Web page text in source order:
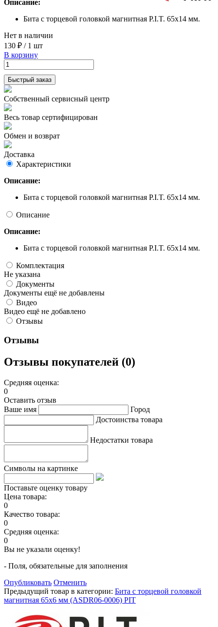
Описание:
Бита с торцевой головкой магнитная P.I.T. 65x14 мм.
Нет в наличии
130 ₽ / 1 шт
В корзину
Быстрый заказ
Собственный сервисный центр
Весь товар сертифицирован
Обмен и возврат
Доставка
Характеристики
Описание:
Бита с торцевой головкой магнитная P.I.T. 65x14 мм.
Описание
Описание:
Бита с торцевой головкой магнитная P.I.T. 65x14 мм.
Комплектация
Не указана
Документы
Документы ещё не добавлены
Видео
Видео ещё не добавлено
Отзывы
Отзывы
Отзывы покупателей (0)
Средняя оценка:
0
Оставить отзыв
Ваше имя
Город
Достоинства товара
Недостатки товара
Символы на картинке
Поставьте оценку товару
Цена товара:
0
Качество товара:
0
Средняя оценка:
0
Вы не указали оценку!
- Поля, обязательные для заполнения
Опубликовать Отменить
Предыдущий товар в категории: Бита с торцевой головкой
магнитная 65x6 мм (ASDR06-0006) PIT